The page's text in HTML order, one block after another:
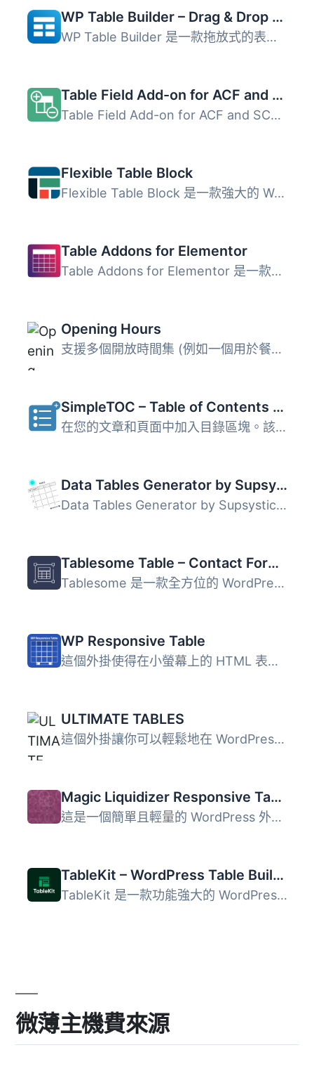
WP Table Builder – Drag & Drop Table Builder
WP Table Builder 是一款拖放式的表格建構外掛，讓使用者能在...
Table Field Add-on for ACF and SCF
Table Field Add-on for ACF and SCF 是一款增強 Advanced Cu...
Flexible Table Block
Flexible Table Block 是一款強大的 WordPress 區塊編輯器表...
Table Addons for Elementor
Table Addons for Elementor 是一款必備的外掛，專為 Element...
Opening Hours
支援多個開放時間集 (例如一個用於餐廳，一個用於酒吧) ，您...
SimpleTOC – Table of Contents Block
在您的文章和頁面中加入目錄區塊。該 TOC 是包含文章或頁面中...
Data Tables Generator by Supsystic
Data Tables Generator by Supsystic 是一款強大的 WordPress...
Tablesome Table – Contact Form DB – WPForms, CF7, Gravity, Forminator, Fluent
Tablesome 是一款全方位的 WordPress 外掛，專為聯絡表單的數...
WP Responsive Table
這個外掛使得在小螢幕上的 HTML 表格可以橫向滾動。它在其自...
ULTIMATE TABLES
這個外掛讓你可以輕鬆地在 WordPress 管理頁面中創建和管理表...
Magic Liquidizer Responsive Table
這是一個簡單且輕量的 WordPress 外掛，可以將你的普通 HTML ...
TableKit – WordPress Table Builder for Data Tables, WooCommerce Product Tables & Post Tables
TableKit 是一款功能強大的 WordPress 表格建構外掛，適用於...
微薄主機費來源